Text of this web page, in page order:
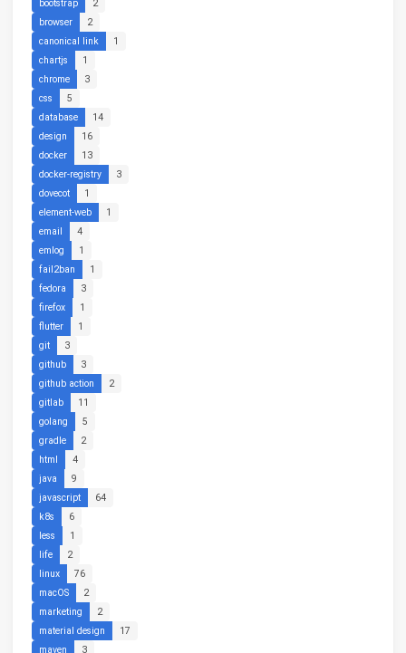
bootstrap
2
browser
2
canonical link
1
chartjs
1
chrome
3
css
5
database
14
design
16
docker
13
docker-registry
3
dovecot
1
element-web
1
email
4
emlog
1
fail2ban
1
fedora
3
firefox
1
flutter
1
git
3
github
3
github action
2
gitlab
11
golang
5
gradle
2
html
4
java
9
javascript
64
k8s
6
less
1
life
2
linux
76
macOS
2
marketing
2
material design
17
maven
3